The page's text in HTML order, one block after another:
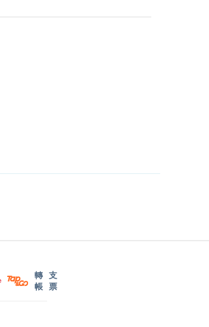
轉
帳
支
票